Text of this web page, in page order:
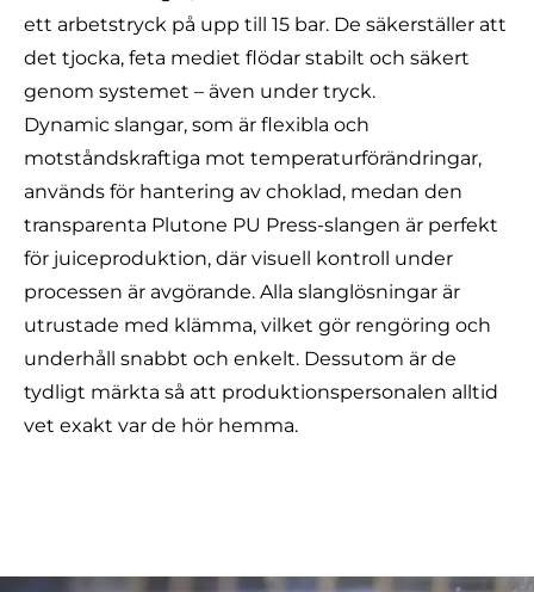
ett arbetstryck på upp till 15 bar. De säkerställer att
det tjocka, feta mediet flödar stabilt och säkert
genom systemet – även under tryck.
Dynamic slangar, som är flexibla och
motståndskraftiga mot temperaturförändringar,
används för hantering av choklad, medan den
transparenta Plutone PU Press-slangen är perfekt
för juiceproduktion, där visuell kontroll under
processen är avgörande. Alla slanglösningar är
utrustade med klämma, vilket gör rengöring och
underhåll snabbt och enkelt. Dessutom är de
tydligt märkta så att produktionspersonalen alltid
vet exakt var de hör hemma.